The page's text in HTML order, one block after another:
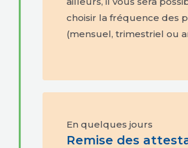
choisir la fréquence des
(mensuel, trimestriel ou
En quelques jours
Remise des